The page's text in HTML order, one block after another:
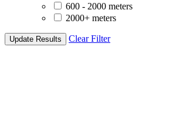
600 - 2000 meters
2000+ meters
Update Results Clear Filter